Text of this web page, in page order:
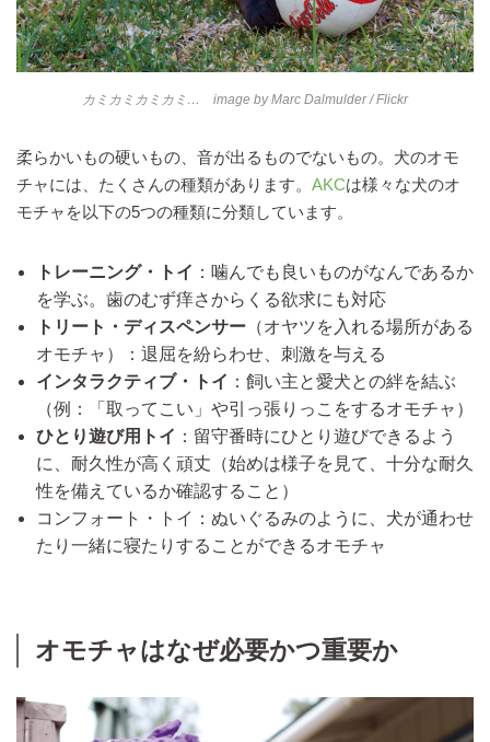
カミカミカミカミ… image byMarc Dalmulder/ Flickr
柔らかいもの硬いもの、音が出るものでないもの。犬のオモ
チャには、たくさんの種類があります。 AKCは様々な犬のオ
モチャを以下の5つの種類に分類しています。
トレーニング・トイ ：噛んでも良いものがなんであるか
を学ぶ。歯のむず痒さからくる欲求にも対応
トリート・ディスペンサー（オヤツを入れる場所がある
オモチャ）：退屈を紛らわせ、刺激を与える
インタラクティブ・トイ ：飼い主と愛犬との絆を結ぶ
（例：「取ってこい」や引っ張りっこをするオモチャ）
ひとり遊び用トイ ：留守番時にひとり遊びできるよう
に、耐久性が高く頑丈（始めは様子を見て、十分な耐久
性を備えているか確認すること）
コンフォート・トイ：ぬいぐるみのように、犬が通わせ
たり一緒に寝たりすることができるオモチャ
オモチャはなぜ必要かつ重要か